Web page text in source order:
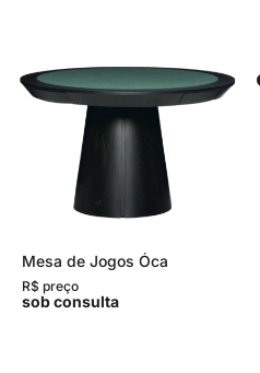
Mesa de Jogos Óca
R$ preço
sob consulta